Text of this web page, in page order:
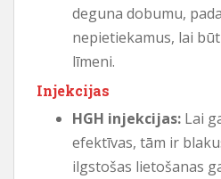
deguna dobumu,
nepietiekamus, lai
līmeni.
Injekcijas
HGH injekcijas: Lai
efektīvas, tām ir
ilgstošas ​​lietošanas